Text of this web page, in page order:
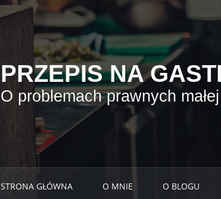
PRZEPIS NA
O problemach prawnych
STRONA GŁÓWNA O MNIE O BLOGU